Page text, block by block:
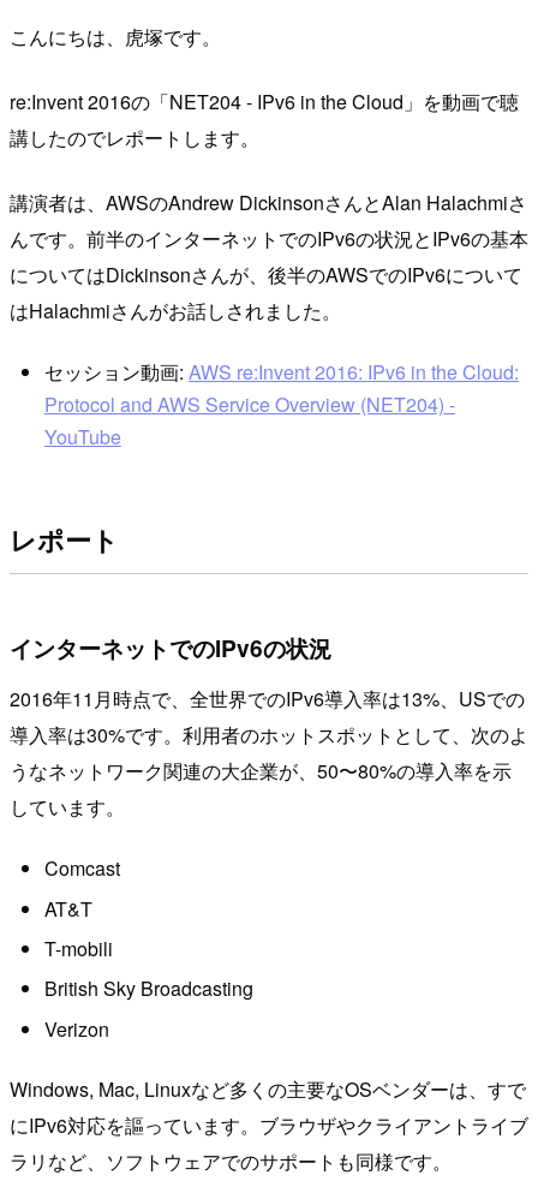
こんにちは、虎塚です。
re:Invent 2016の「NET204 - IPv6 in the Cloud」を動画で聴
講したのでレポートします。
講演者は、AWSのAndrew DickinsonさんとAlan Halachmiさ
んです。前半のインターネットでのIPv6の状況とIPv6の基本
についてはDickinsonさんが、後半のAWSでのIPv6について
はHalachmiさんがお話しされました。
セッション動画: AWS re:Invent 2016: IPv6 in the Cloud:
Protocol and AWS Service Overview (NET204) -
YouTube
レポート
インターネットでのIPv6の状況
2016年11月時点で、全世界でのIPv6導入率は13%、USでの
導入率は30%です。利用者のホットスポットとして、次のよ
うなネットワーク関連の大企業が、50〜80%の導入率を示
しています。
Comcast
AT&T
T-mobili
British Sky Broadcasting
Verizon
Windows, Mac, Linuxなど多くの主要なOSベンダーは、すで
にIPv6対応を謳っています。ブラウザやクライアントライブ
ラリなど、ソフトウェアでのサポートも同様です。